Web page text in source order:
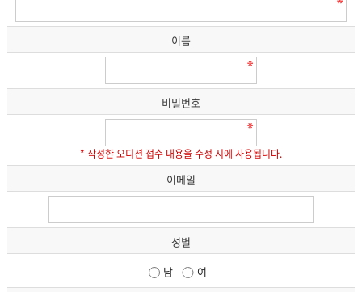
2. 개인정보의 수집항목 및 수집방법
회원 가입 시, 서비스 제공을 위한 필수적인 정보들은 온라인상에서 입력받
고 있습니다.
- 필수 입력 정보 : 회원 ID, 비밀번호, 이름, 생년월일, 주소, 휴대폰번호, E-
- 선택 입력 정보 : 키/몸무게, 관심분야, 자기소개 등 필요 항목
개인정보는 수집목적 또는 제공받은 목적이 달성되면 파기하는 것을 원칙으
로 합니다. 다만, 아래의 경우 회원정보를 보관합니다.
그리고 “상법,전자상거래등에서의 소비자보호에 관한 법률” 등 관계법령의
규정에 의하여 보존할 필요가 있는 경우 회사는 관계법령에서 정한 일정한
- 계약 또는 청약철회 등에 관한 기록 : 5년
- 대금결제 및 재화 등의 공급에 관한 기록 : 5년
- 소비자의 불만 또는 분쟁처리에 관한 기록 : 3년
이름
비밀번호
* 작성한 오디션 접수 내용을 수정 시에 사용됩니다.
이메일
성별
남
여